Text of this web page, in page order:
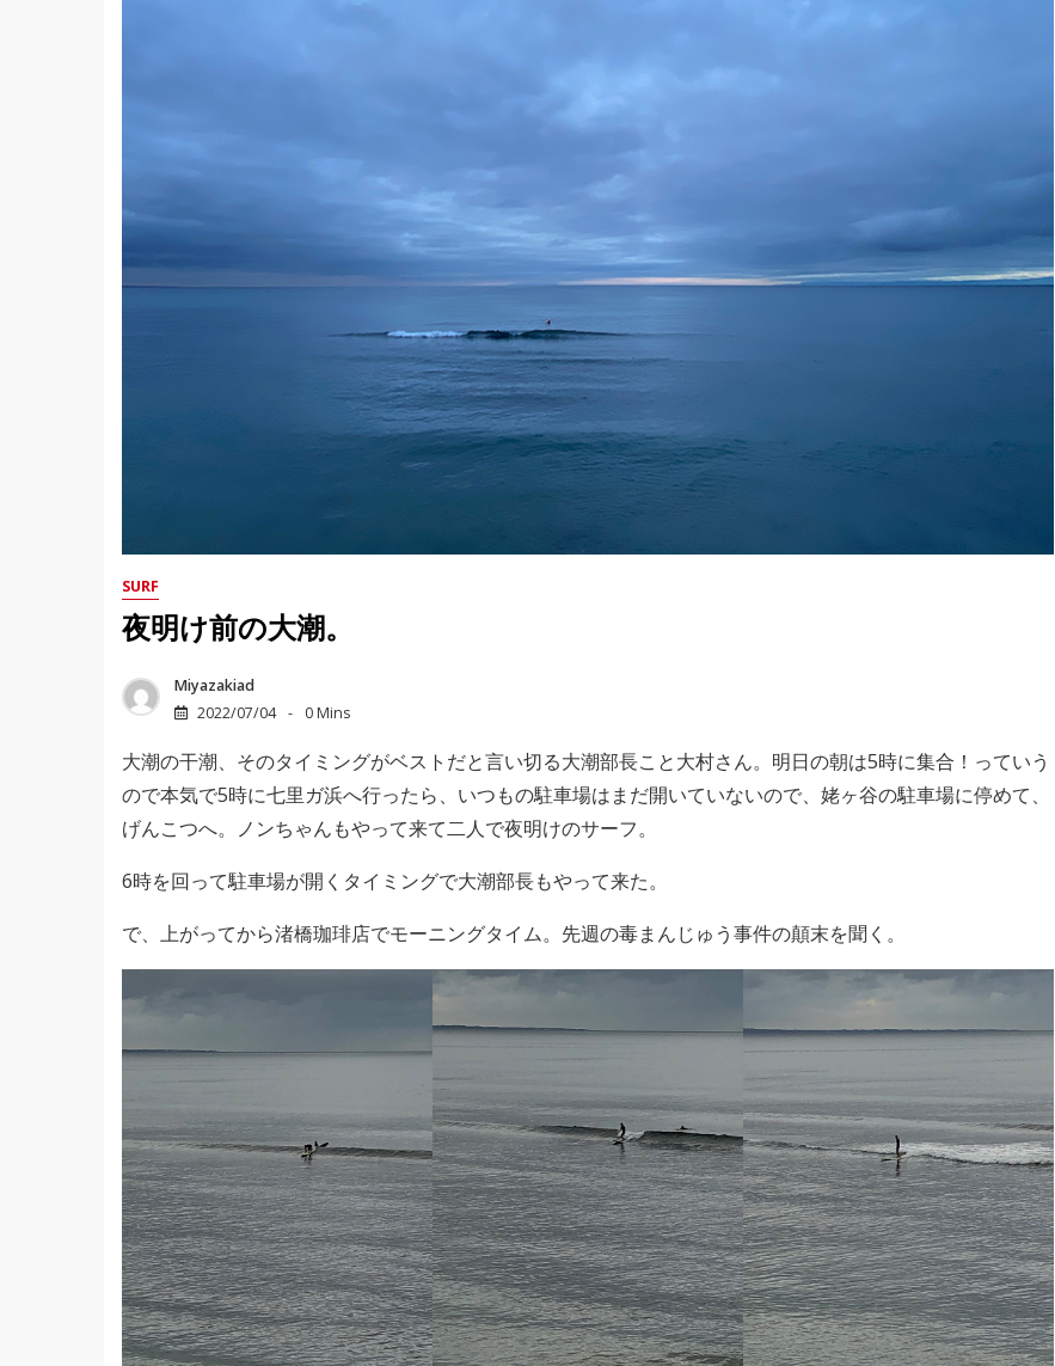
SURF
夜明け前の大潮。
Miyazakiad
2022/07/04
0 Mins
大潮の干潮、そのタイミングがベストだと言い切る大潮部長こと大村さん。明日の朝は5時に集合！っていう
ので本気で5時に七里ガ浜へ行ったら、いつもの駐車場はまだ開いていないので、姥ヶ谷の駐車場に停めて、
げんこつへ。ノンちゃんもやって来て二人で夜明けのサーフ。
6時を回って駐車場が開くタイミングで大潮部長もやって来た。
で、上がってから渚橋珈琲店でモーニングタイム。先週の毒まんじゅう事件の顛末を聞く。